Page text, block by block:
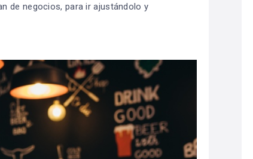
de negocios, para ir ajustándolo y